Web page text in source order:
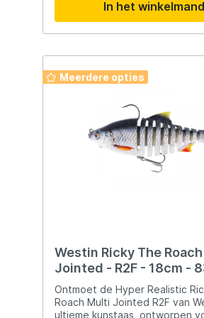
grote snoek. Met het Klip Lok® systeem
kan de zwemdiepte
aangepast, zodat het
trollen. De Zilla Swimmer is
scherpe en duurzame Fusion19
verzwaard met milieuvriendelijke
Gewicht: 15 g Duikdiepte: 0,5 –
Uitvoering: slow sinking Haken:
dreggen Lengte: 19 cm Gewicht: 45 g
Duikdiepte: 0,5 – 1,5 m
sinking Haken: Fusion19 dreggen
In het
Meerdere opties
Westin Ricky The
Jointed - R2F - 18cm -
Sinking - Real Roach
Ontmoet de Hyper Realistic
Roach Multi Jointed R2F van
ultieme kunstaas, ontworpen